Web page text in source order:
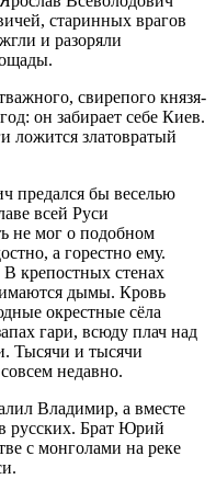
старинных врагов
и разоряли
свирепого князя-
он забирает себе Киев.
ложится златовратый
предался бы веселью
всей Руси
не мог о подобном
а горестно ему.
В крепостных стенах
дымы. Кровь
окрестные сёла
гари, всюду плач над
Тысячи и тысячи
недавно.
Владимир, а вместе
русских. Брат Юрий
с монголами на реке